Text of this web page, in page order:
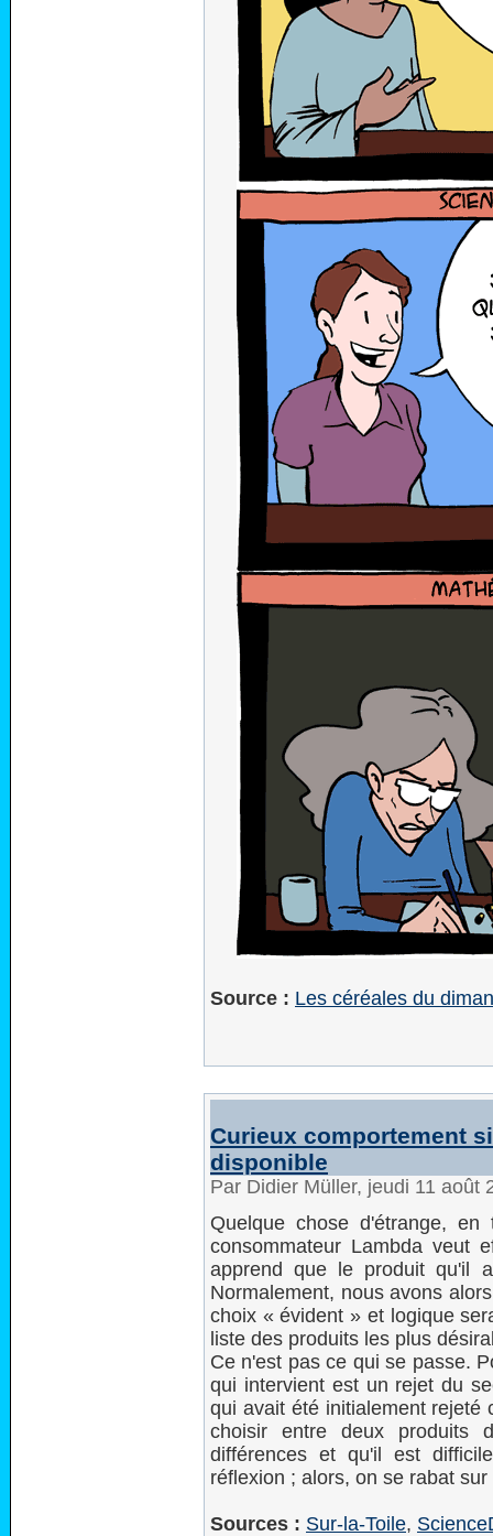
Source : Les céréales du
Curieux comportement
disponible
Par Didier Müller, jeudi 11 août
Quelque chose d'étrange,
consommateur Lambda veut
apprend que le produit qu'il
Normalement, nous avons
choix « évident » et logique
liste des produits les plus
Ce n'est pas ce qui se passe.
qui intervient est un rejet du
qui avait été initialement
choisir entre deux produits
différences et qu'il est
réflexion ; alors, on se rabat
Sources : Sur-la-Toile,